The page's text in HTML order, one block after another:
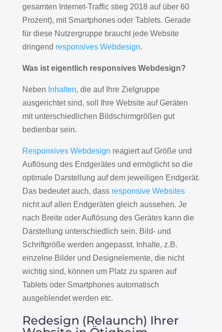
gesamten Internet-Traffic stieg 2018 auf über 60
Prozent), mit Smartphones oder Tablets. Gerade
für diese Nutzergruppe braucht jede Website
dringend responsives Webdesign.
Was ist eigentlich responsives Webdesign?
Neben Inhalten, die auf Ihre Zielgruppe
ausgerichtet sind, soll Ihre Website auf Geräten
mit unterschiedlichen Bildschirmgrößen gut
bedienbar sein.
Responsives Webdesign reagiert auf Größe und
Auflösung des Endgerätes und ermöglicht so die
optimale Darstellung auf dem jeweiligen Endgerät.
Das bedeutet auch, dass responsive Websites
nicht auf allen Endgeräten gleich aussehen. Je
nach Breite oder Auflösung des Gerätes kann die
Darstellung unterschiedlich sein. Bild- und
Schriftgröße werden angepasst. Inhalte, z.B.
einzelne Bilder und Designelemente, die nicht
wichtig sind, können um Platz zu sparen auf
Tablets oder Smartphones automatisch
ausgeblendet werden etc.
Redesign (Relaunch) Ihrer